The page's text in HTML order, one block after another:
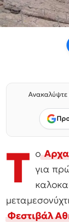
Τ ο
για
Φεστιβάλ